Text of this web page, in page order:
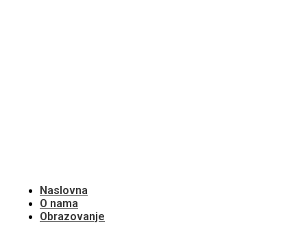
Naslovna
O nama
Obrazovanje